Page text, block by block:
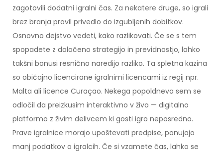
zagotovili dodatni igralni čas. Za nekatere druge, so igrali
brez branja pravil privedlo do izgubljenih dobitkov.
Osnovno dejstvo vedeti, kako razlikovati. Če se s tem
spopadete z določeno strategijo in previdnostjo, lahko
takšni bonusi resnično naredijo razliko. Ta spletna kazina
so običajno licencirane igralnimi licencami iz regij npr.
Malta ali licence Curaçao. Nekega popoldneva sem se
odločil da preizkusim interaktivno v živo — digitalno
platformo z živim delivcem ki gosti igro neposredno.
Prave igralnice morajo upoštevati predpise, ponujajo
manj podatkov o igralcih. Če si vzamete čas, lahko se